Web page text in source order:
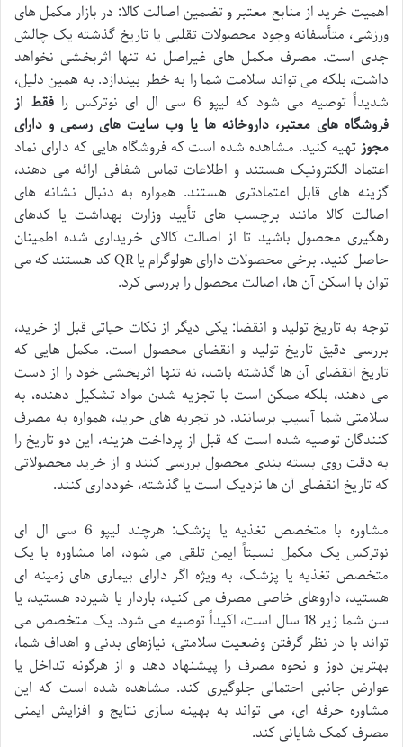
اهمیت خرید از منابع معتبر و تضمین اصالت کالا: در بازار مکمل های
ورزشی، متأسفانه وجود محصولات تقلبی یا تاریخ گذشته یک چالش
جدی است. مصرف مکمل های غیراصل نه تنها اثربخشی نخواهد
داشت، بلکه می تواند سلامت شما را به خطر بیندازد. به همین دلیل،
شدیداً توصیه می شود که لیپو 6 سی ال ای نوترکس را
فقط از
فروشگاه های معتبر، داروخانه ها یا وب سایت های رسمی و دارای
مجوزتهیه کنید. مشاهده شده است که فروشگاه هایی که دارای نماد
اعتماد الکترونیک هستند و اطلاعات تماس شفافی ارائه می دهند،
گزینه های قابل اعتمادتری هستند. همواره به دنبال نشانه های
اصالت کالا مانند برچسب های تأیید وزارت بهداشت یا کدهای
رهگیری محصول باشید تا از اصالت کالای خریداری شده اطمینان
حاصل کنید. برخی محصولات دارای هولوگرام یا QR کد هستند که می
توان با اسکن آن ها، اصالت محصول را بررسی کرد.
توجه به تاریخ تولید و انقضا: یکی دیگر از نکات حیاتی قبل از خرید،
بررسی دقیق تاریخ تولید و انقضای محصول است. مکمل هایی که
تاریخ انقضای آن ها گذشته باشد، نه تنها اثربخشی خود را از دست
می دهند، بلکه ممکن است با تجزیه شدن مواد تشکیل دهنده، به
سلامتی شما آسیب برسانند. در تجربه های خرید، همواره به مصرف
کنندگان توصیه شده است که قبل از پرداخت هزینه، این دو تاریخ را
به دقت روی بسته بندی محصول بررسی کنند و از خرید محصولاتی
که تاریخ انقضای آن ها نزدیک است یا گذشته، خودداری کنند.
مشاوره با متخصص تغذیه یا پزشک: هرچند لیپو 6 سی ال ای
نوترکس یک مکمل نسبتاً ایمن تلقی می شود، اما مشاوره با یک
متخصص تغذیه یا پزشک، به ویژه اگر دارای بیماری های زمینه ای
هستید، داروهای خاصی مصرف می کنید، باردار یا شیرده هستید، یا
سن شما زیر 18 سال است، اکیداً توصیه می شود. یک متخصص می
تواند با در نظر گرفتن وضعیت سلامتی، نیازهای بدنی و اهداف شما،
بهترین دوز و نحوه مصرف را پیشنهاد دهد و از هرگونه تداخل یا
عوارض جانبی احتمالی جلوگیری کند. مشاهده شده است که این
مشاوره حرفه ای، می تواند به بهینه سازی نتایج و افزایش ایمنی
مصرف کمک شایانی کند.